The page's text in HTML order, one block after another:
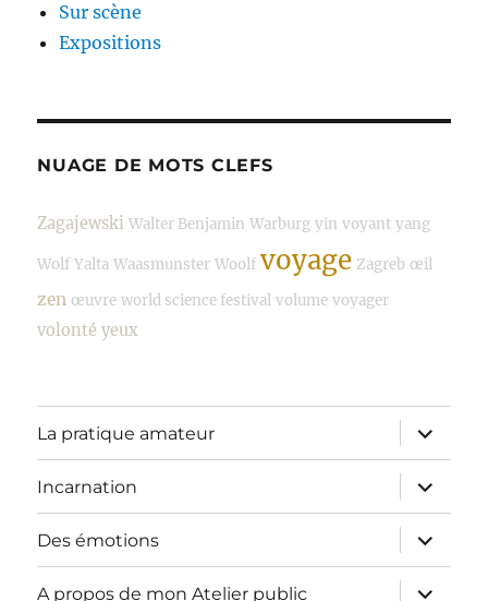
Sur scène
Expositions
NUAGE DE MOTS CLEFS
Zagajewski Walter Benjamin Warburg yin voyant yang
Wolf Yalta Waasmunster Woolf voyage Zagreb œil
zen œuvre world science festival volume voyager
volonté yeux
La pratique amateur
ouvrir
le
sous-
menu
Incarnation
ouvrir
le
sous-
menu
Des émotions
ouvrir
le
sous-
menu
A propos de mon Atelier public
ouvrir